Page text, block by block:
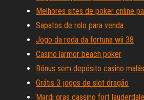
Melhores sites de poker online
Sapatos de rolo para venda
Jogo da roda da fortuna wii 38
Casino larmor beach poker
Bónus sem depósito casino
Grátis 3 jogos de slot dragão
Mardi gras cassino fort